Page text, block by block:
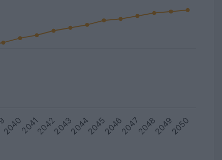
20402041204220432044204520462047204820492050